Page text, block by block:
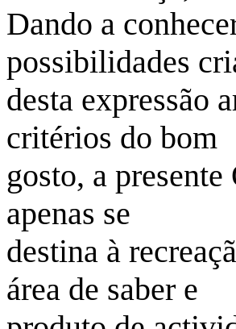
Dando a
possibilidades
desta expressão
critérios do bom
gosto, a
apenas se
destina à
área de saber e